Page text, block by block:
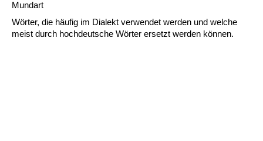
Natur und Landwirtschaft
Mundart
Wörter, die häufig im Dialekt verwendet werden und welche
meist durch hochdeutsche Wörter ersetzt werden können.